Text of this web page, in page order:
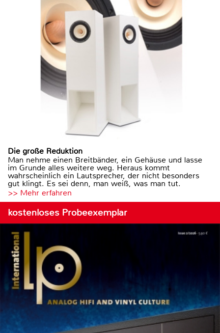
Die große Reduktion
Man nehme einen Breitbänder, ein Gehäuse und lasse
im Grunde alles weitere weg. Heraus kommt
wahrscheinlich ein Lautsprecher, der nicht besonders
gut klingt. Es sei denn, man weiß, was man tut.
>> Mehr erfahren
kostenloses Probeexemplar